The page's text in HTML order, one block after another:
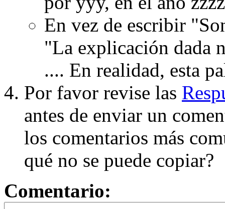
En vez de escribir
"La explicación dada
.... En realidad, esta
Por favor revise las
antes de enviar un
los comentarios más
qué no se puede copiar?
Comentario: